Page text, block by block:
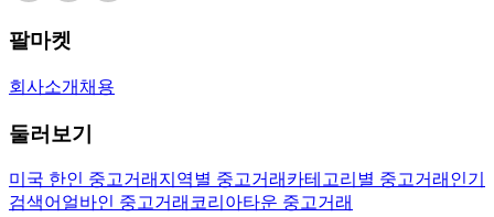
팔마켓
회사소개 채용
둘러보기
미국 한인 중고거래 지역별 중고거래 카테고리별 중고거래 인기
검색어 얼바인 중고거래 코리아타운 중고거래